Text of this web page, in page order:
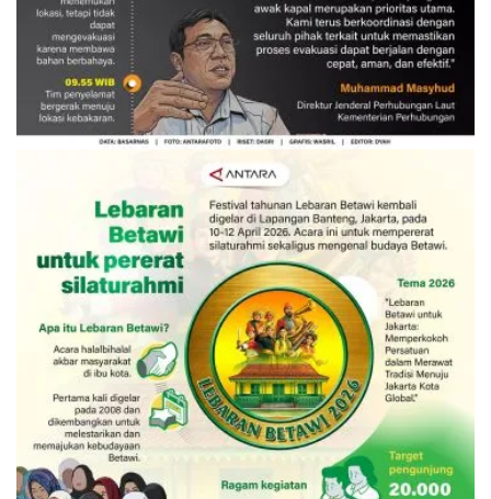
Evakuasi korban kebakaran KM
Mutiara Sentosa 2
3 Agustus 2026